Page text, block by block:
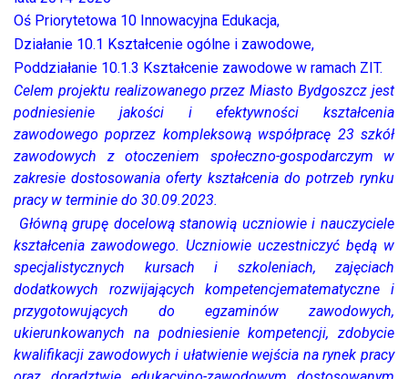
Oś Priorytetowa 10 Innowacyjna Edukacja,
Działanie 10.1 Kształcenie ogólne i zawodowe,
Poddziałanie 10.1.3 Kształcenie zawodowe w ramach ZIT.
Celem projektu realizowanego przez Miasto Bydgoszcz jest
podniesienie jakości i efektywności kształcenia
zawodowego poprzez kompleksową współpracę 23 szkół
zawodowych z otoczeniem społeczno-gospodarczym w
zakresie dostosowania oferty kształcenia do potrzeb rynku
pracy w terminie do 30.09.2023.
Główną grupę docelową stanowią uczniowie i nauczyciele
kształcenia zawodowego. Uczniowie uczestniczyć będą w
specjalistycznych kursach i szkoleniach, zajęciach
dodatkowych rozwijających kompetencjematematyczne i
przygotowujących do egzaminów zawodowych,
ukierunkowanych na podniesienie kompetencji, zdobycie
kwalifikacji zawodowych i ułatwienie wejścia na rynek pracy